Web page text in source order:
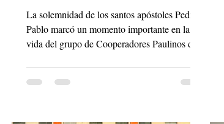
La solemnidad de los santos apóstoles Pedro y
Pablo marcó un momento importante en la
vida del grupo de Cooperadores Paulinos de
"casa"!». Guiado por este lema, el grupo oró